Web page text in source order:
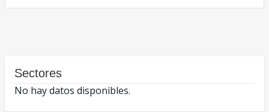
Sectores
No hay datos disponibles.